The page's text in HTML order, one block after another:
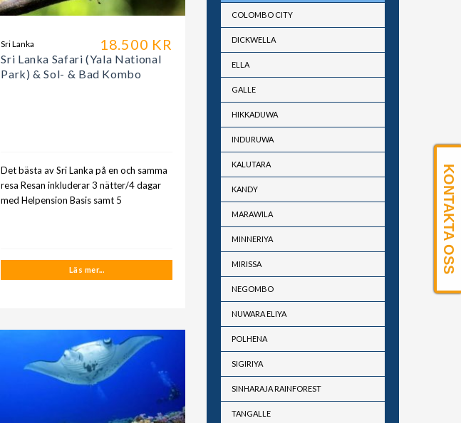
18.500 KR
Sri Lanka
Sri Lanka Safari (Yala National
Park) & Sol- & Bad Kombo
Det bästa av Sri Lanka på en och samma
resa Resan inkluderar 3 nätter/4 dagar
med Helpension Basis samt 5
Läs mer...
COLOMBO CITY
DICKWELLA
ELLA
GALLE
HIKKADUWA
INDURUWA
KALUTARA
KANDY
MARAWILA
MINNERIYA
MIRISSA
NEGOMBO
NUWARA ELIYA
POLHENA
SIGIRIYA
SINHARAJA RAINFOREST
TANGALLE
KONTAKTA OSS